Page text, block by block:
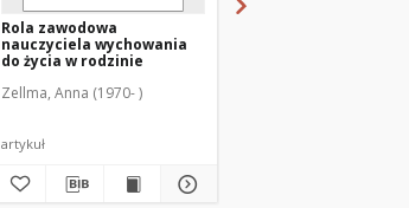
Rola zawodowa
nauczyciela wychowania
do życia w rodzinie
Zellma, Anna (1970- )
artykuł